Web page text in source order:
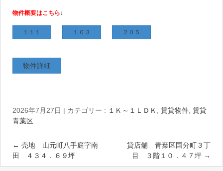
物件概要はこちら↓
１１１ １０３ ２０５
物件詳細
2026年7月27日 | カテゴリー : １Ｋ～１ＬＤＫ ,賃貸物件 ,賃貸
青葉区
← 売地 山元町八手庭字南
田 ４３４．６９坪
貸店舗 青葉区国分町３丁
目 ３階１０．４７坪 →